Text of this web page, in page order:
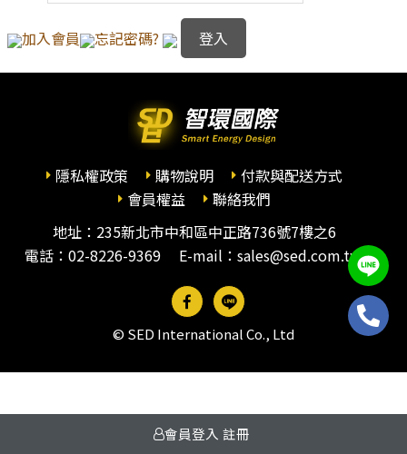
會員登入 註冊
加入會員 忘記密碼?
隱私權政策 購物說明
付款與配送方式
會員權益
聯絡我們
地址：235新北市中和區中正路736號7樓之6
電話： 02-8226-9369 E-mail：sales@sed.com.tw
© SED International Co., Ltd